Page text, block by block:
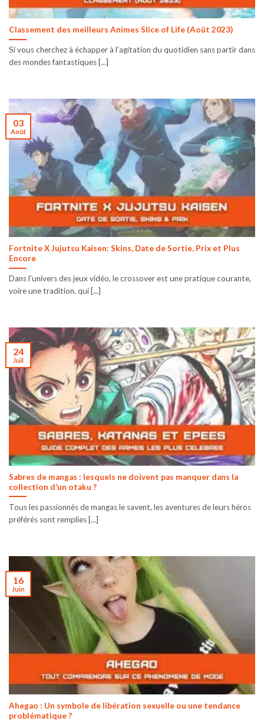
Classement des meilleurs Animes Slice of Life (Août 2023)
Si vous cherchez à échapper à l’agitation du quotidien sans partir dans
des mondes fantastiques [...]
Fortnite X Jujutsu Kaisen: Skins, Date de Sortie, Prix et Plus
Encore
Dans l’univers des jeux vidéo, le crossover est une pratique courante,
voire une tradition, qui [...]
03
Août
Sabres de mangas : lesquels ne doivent pas manquer dans la
collection d’un otaku ?
Tous les passionnés de mangas le savent, les aventures de leurs héros
préférés sont remplies [...]
24
Juil
Ahegao : Un symbole de libération sexuelle ou une tendance
problématique ?
16
Juin